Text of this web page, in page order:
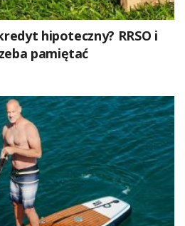
hipoteczny? RRSO i
pamiętać